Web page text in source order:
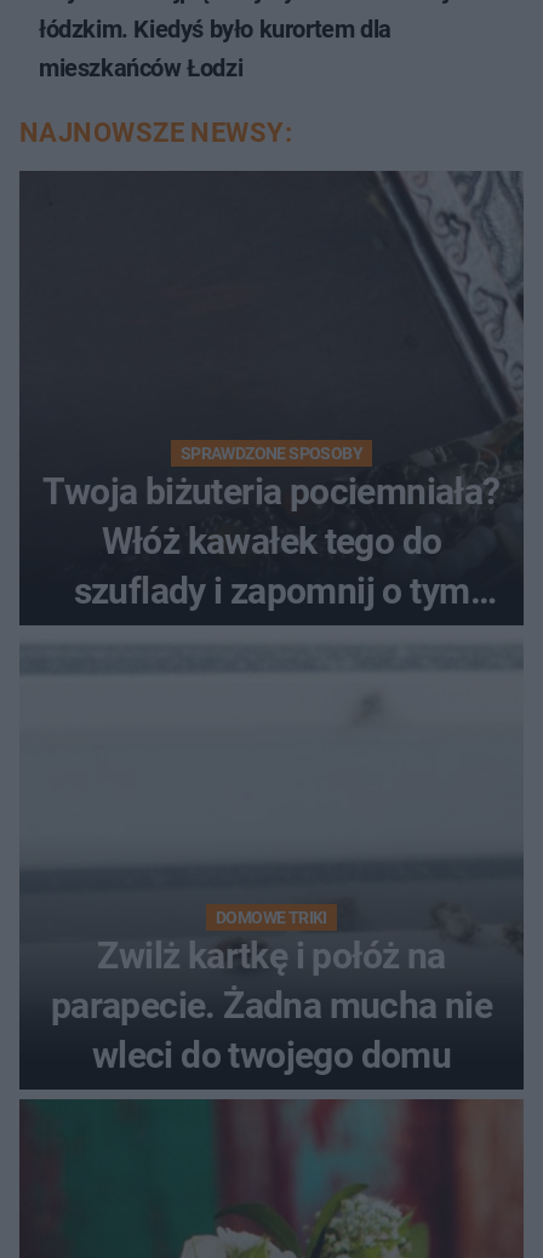
łódzkim. Kiedyś było kurortem dla
mieszkańców Łodzi
NAJNOWSZE NEWSY:
SPRAWDZONE SPOSOBY
Twoja biżuteria pociemniała?
Włóż kawałek tego do
szuflady i zapomnij o tym
DOMOWE TRIKI
Zwilż kartkę i połóż na
parapecie. Żadna mucha nie
wleci do twojego domu